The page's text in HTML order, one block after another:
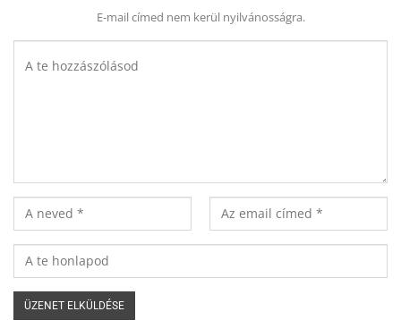
E-mail címed nem kerül nyilvánosságra.